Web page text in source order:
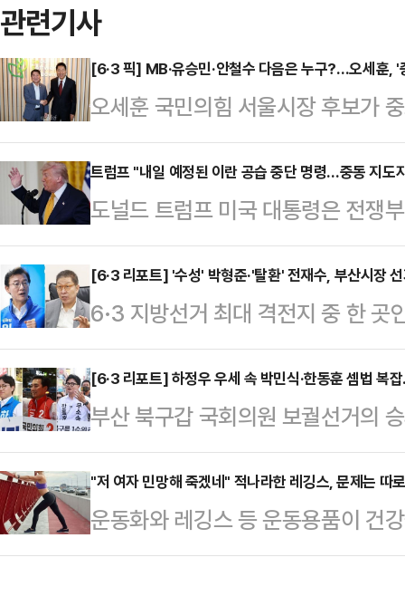
관련기사
[6·3 픽] MB·유승민·안철수 다음은 누구?…오세훈, '
오세훈 국민의힘 서울시장 후보가
이유에 대해 관심이 쏠리고 있다.
권 일부의 평가절하도 존재하지만,
을 제대로 평가받기 위한 절박함이
영등포구 청년취업사관학교 영등
업사관학교'(청취사) 수료생들을
로 이명박 전 대통령, 이준석 개혁
의 만남이다.최근 오…
트럼프 "내일 예정된 이란 공습 중단 명령…중동 지도
도널드 트럼프 미국 대통령은 전쟁
령했다고 말했다.로이터통신에 따
셜미디어(SNS) 트루스소셜을 통
중단하라고 피트 헤그세스 전쟁부
혔다.그러면서 “중동 동맹국들의
다”며 “그들은 종전 합의가 이뤄질
란은 물론 중동 지역 국가 모두가
다.이어 그는 타밈…
[6·3 리포트] '수성' 박형준·'탈환' 전재수, 부산시장
6·3 지방선거 최대 격전지 중 한 곳
후보와 박형준 국민의힘 후보의 맞
경쟁력을 갖춘 두 후보가 정면으로
이 나타나고 있어서다.정치권에선 '
하는 구호가 부산 민심에 얼마나 효
수 있는지 여부가 이 선거의 승패를
가 MBC의 의뢰로 16~17일 무선
도를 조사한 결과…
[6·3 리포트] 하정우 우세 속 박민식·한동훈 셈법 복
부산 북구갑 국회의원 보궐선거의
가 꼽히고 있지만 정치권에서는 가
나타났다. 결국 3자 구도로 선거가
를 달리고 있는 하정우 더불어민주
이 나온다.여론조사 기관인 '여론
"저 여자 민망해 죽겠네" 적나라한 레깅스, 문제는 따
운동화와 레깅스 등 운동용품이 건
다.16일 관련업계에 따르면 영국